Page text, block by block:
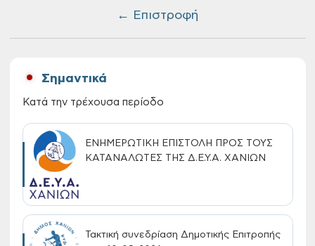
← Επιστροφή
Σημαντικά
Κατά την τρέχουσα περίοδο
ΕΝΗΜΕΡΩΤΙΚΗ ΕΠΙΣΤΟΛΗ ΠΡΟΣ ΤΟΥΣ
ΚΑΤΑΝΑΛΩΤΕΣ ΤΗΣ Δ.Ε.Υ.Α. ΧΑΝΙΩΝ
Τακτική συνεδρίαση Δημοτικής Επιτροπής